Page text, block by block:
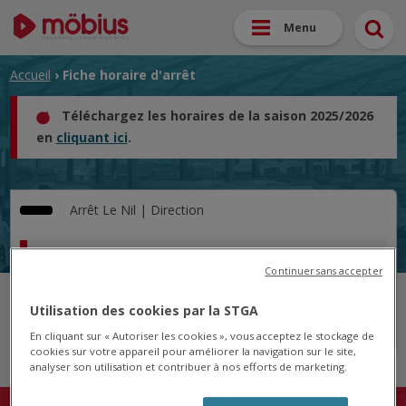
Menu
Accueil › Fiche horaire d'arrêt
Téléchargez les horaires de la saison 2025/2026
en cliquant ici.
Arrêt Le Nil | Direction
Cet arrêt n'est pas desservi pour le jour sélectionné.
Utilisation des cookies par la STGA
En cliquant sur « Autoriser les cookies », vous acceptez le stockage de
cookies sur votre appareil pour améliorer la navigation sur le site,
analyser son utilisation et contribuer à nos efforts de marketing.
Continuer sans accepter